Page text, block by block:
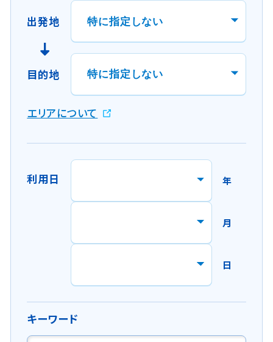
出発地
目的地
新
ウ
ン
ド
エリアについて
利用日 年
月
日
キーワード